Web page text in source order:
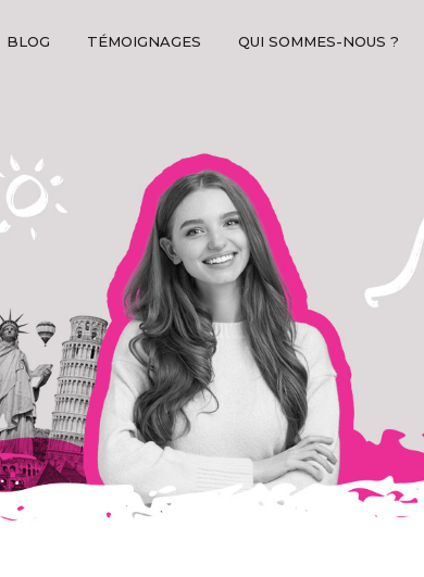
BLOG TÉMOIGNAGES QUI SOMMES-NOUS ?